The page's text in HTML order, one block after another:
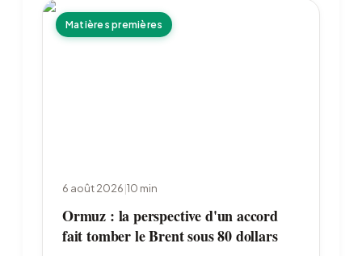
Matières premières
6 août 2026|10 min
Ormuz : la perspective d'un accord
fait tomber le Brent sous 80 dollars